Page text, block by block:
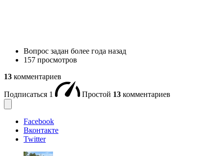
Вопрос задан более года назад
157 просмотров
13 комментариев
Подписаться 1 Простой 13 комментариев
Facebook
Вконтакте
Twitter